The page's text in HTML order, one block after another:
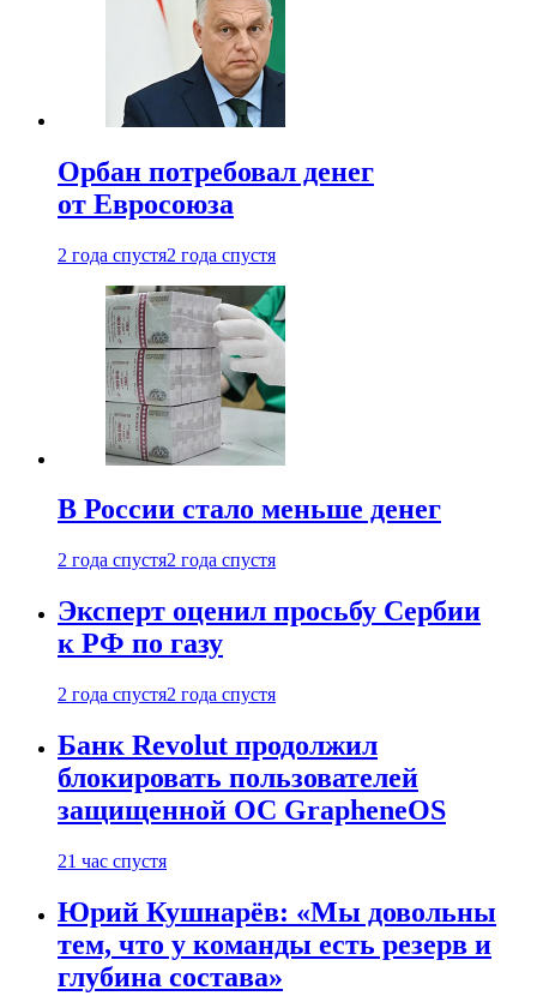
Орбан потребовал денег
от Евросоюза
2 года спустя2 года спустя
В России стало меньше денег
2 года спустя2 года спустя
Эксперт оценил просьбу Сербии
к РФ по газу
2 года спустя2 года спустя
Банк Revolut продолжил
блокировать пользователей
защищенной ОС GrapheneOS
21 час спустя
Юрий Кушнарёв: «Мы довольны
тем, что у команды есть резерв и
глубина состава»